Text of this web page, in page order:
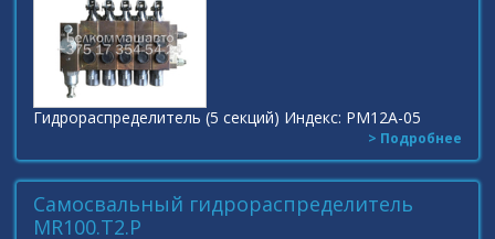
Гидрораспределитель (5 секций) Индекс: РМ12А-05
> Подробнее
Самосвальный гидрораспределитель
MR100.T2.P